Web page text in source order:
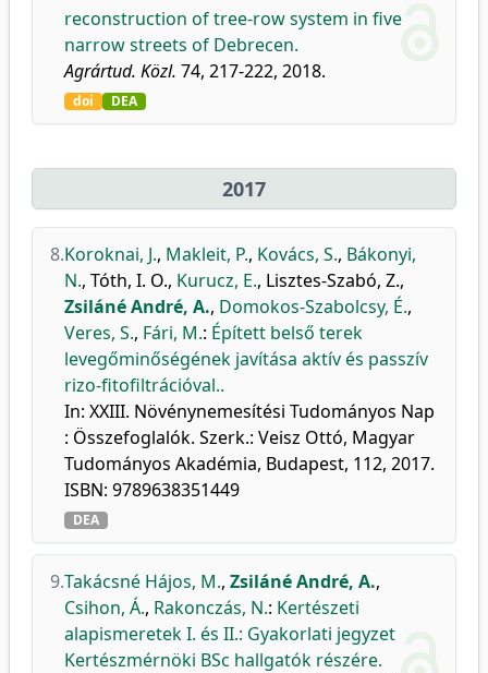
reconstruction of tree-row system in five
narrow streets of Debrecen.
Agrártud. Közl. 74, 217-222, 2018.
doi DEA
2017
8.Koroknai, J., Makleit, P., Kovács, S., Bákonyi,
N., Tóth, I. O., Kurucz, E., Lisztes-Szabó, Z.,
Zsiláné André, A., Domokos-Szabolcsy, É.,
Veres, S., Fári, M.: Épített belső terek
levegőminőségének javítása aktív és passzív
rizo-fitofiltrációval..
In: XXIII. Növénynemesítési Tudományos Nap
: Összefoglalók. Szerk.: Veisz Ottó, Magyar
Tudományos Akadémia, Budapest, 112, 2017.
ISBN: 9789638351449
DEA
9.Takácsné Hájos, M., Zsiláné André, A.,
Csihon, Á., Rakonczás, N.: Kertészeti
alapismeretek I. és II.: Gyakorlati jegyzet
Kertészmérnöki BSc hallgatók részére.